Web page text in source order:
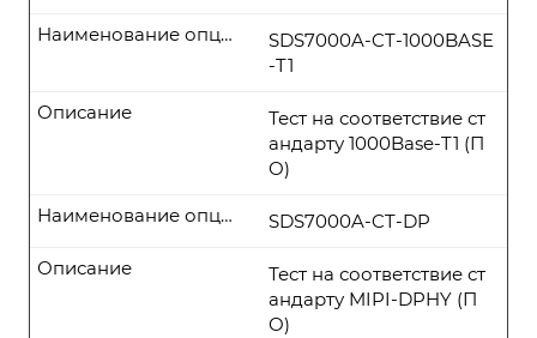
SDS7000A-CT-1000BASE
-T1
Наименование опции
Тест на соответствие ст
андарту 1000Base-T1 (П
О)
Описание
SDS7000A-CT-DP
Наименование опции
Тест на соответствие ст
андарту MIPI-DPHY (П
О)
Описание